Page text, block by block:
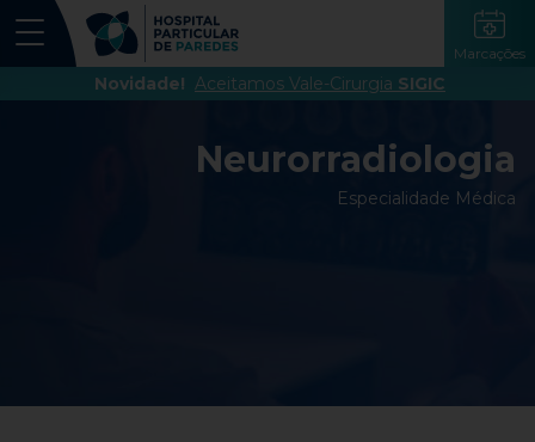
Marcações
Novidade! Aceitamos Vale-Cirurgia SIGIC
Neurorradiologia
Especialidade Médica